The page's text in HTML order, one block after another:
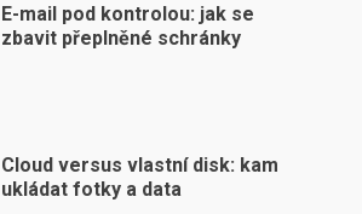
E-mail pod kontrolou: jak se
zbavit přeplněné schránky
Cloud versus vlastní disk: kam
ukládat fotky a data